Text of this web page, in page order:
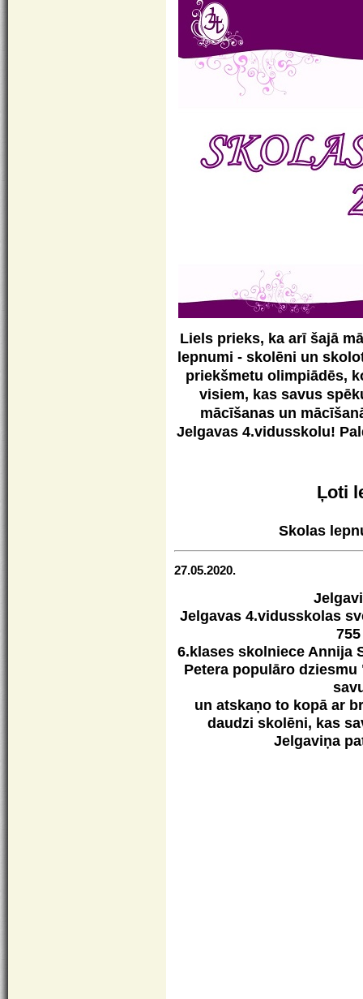
Liels prieks, ka arī šajā
lepnumi - skolēni un
priekšmetu olimpiādēs,
visiem, kas savus
mācīšanas un
Jelgavas 4.vidusskolu!
Ļoti
Skolas
27.05.2020.
Jelgavas 4.vidusskolas
6.klases skolniece Annija
Petera populāro
un atskaņo to kopā ar
daudzi skolēni, kas
Jelgaviņa